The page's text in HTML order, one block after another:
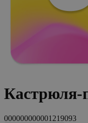
Кастрюля-
000000000001219093